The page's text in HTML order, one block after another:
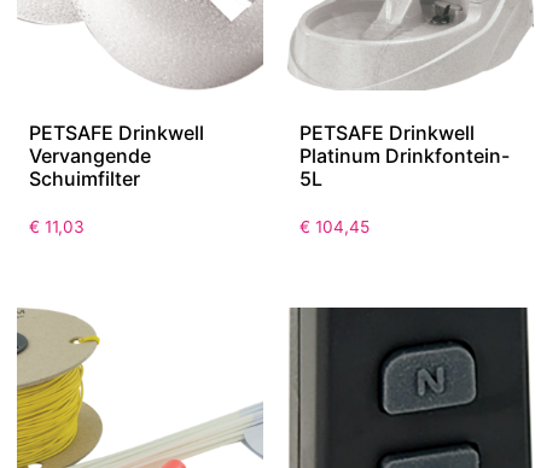
PETSAFE Drinkwell
Vervangende
Schuimfilter
€ 11,03
PETSAFE Drinkwell
Platinum Drinkfontein-
5L
€ 104,45